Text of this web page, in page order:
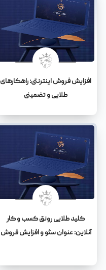
افزایش فروش اینترنتی: راهکارهای
طلایی و تضمینی
کلید طلایی رونق کسب و کار
آنلاین: عنوان سئو و افزایش فروش